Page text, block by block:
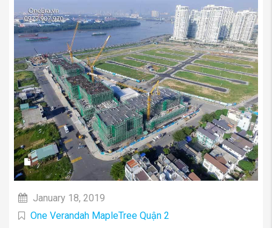
January 18, 2019
One Verandah MapleTree Quận 2